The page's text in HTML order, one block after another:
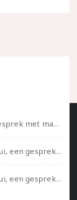
Ongehoord – Aflevering 42 – een gesprek met marijn over seksueel opbloeien, het ouderschap uitvinden en verschillende leeftijden in je mee dragen
Ongehoord – Aflevering 41 – Ouwelui, een gesprek met Marcelle over polyamorie op latere leeftijd, (mantel)zorg voor je partners en seksueel plezier.
Ongehoord – Aflevering 40 – Ouwelui, een gesprek met Sadie Lune over vormende relaties en de geschiedenis van de queer pornobeweging